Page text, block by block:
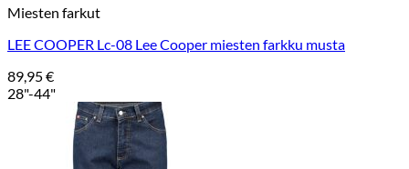
Miesten farkut
LEE COOPER Lc-08 Lee Cooper miesten farkku musta
89,95€
28"-44"